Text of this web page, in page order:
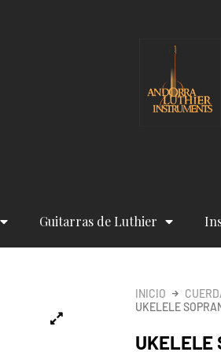
Guitarras de Luthier
INICIO
UKELELE
UKELELE